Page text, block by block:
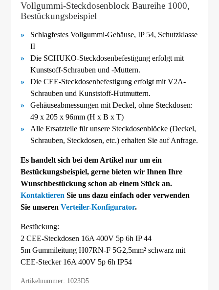
Vollgummi-Steckdosenblock Baureihe 1000,
Bestückungsbeispiel
Schlagfestes Vollgummi-Gehäuse, IP 54, Schutzklasse
II
Die SCHUKO-Steckdosenbefestigung erfolgt mit
Kunstsoff-Schrauben und -Muttern.
Die CEE-Steckdosenbefestigung erfolgt mit V2A-
Schrauben und Kunststoff-Hutmuttern.
Gehäuseabmessungen mit Deckel, ohne Steckdosen:
49 x 205 x 96mm (H x B x T)
Alle Ersatzteile für unsere Steckdosenblöcke (Deckel,
Schrauben, Steckdosen, etc.) erhalten Sie auf Anfrage.
Es handelt sich bei dem Artikel nur um ein
Bestückungsbeispiel, gerne bieten wir Ihnen Ihre
Wunschbestückung schon ab einem Stück an.
Kontaktieren Sie uns dazu einfach oder verwenden
Sie unserenVerteiler-Konfigurator.
Bestückung:
2 CEE-Steckdosen 16A 400V 5p 6h IP 44
5m Gummileitung H07RN-F 5G2,5mm² schwarz mit
CEE-Stecker 16A 400V 5p 6h IP54
Artikelnummer: 1023D5